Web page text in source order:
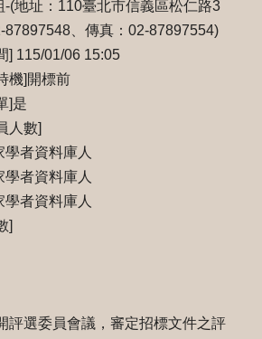
-(地址：110臺北市信義區松仁路3
87897548、傳真：02-87897554)
] 115/01/06 15:05
機]開標前
]是
人數]
者資料庫人
者資料庫人
者資料庫人
]
評選委員會議，審定招標文件之評